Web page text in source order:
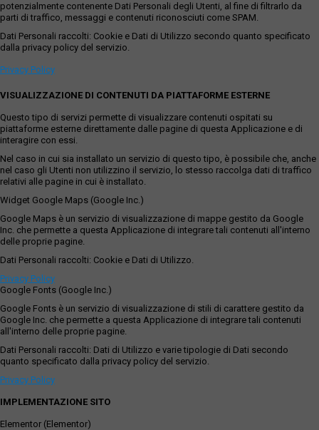
potenzialmente contenente Dati Personali degli Utenti, al fine di filtrarlo da
parti di traffico, messaggi e contenuti riconosciuti come SPAM.
Dati Personali raccolti: Cookie e Dati di Utilizzo secondo quanto specificato
dalla privacy policy del servizio.
Privacy Policy
VISUALIZZAZIONE DI CONTENUTI DA PIATTAFORME ESTERNE
Questo tipo di servizi permette di visualizzare contenuti ospitati su
piattaforme esterne direttamente dalle pagine di questa Applicazione e di
interagire con essi.
Nel caso in cui sia installato un servizio di questo tipo, è possibile che, anche
nel caso gli Utenti non utilizzino il servizio, lo stesso raccolga dati di traffico
relativi alle pagine in cui è installato.
Widget Google Maps (Google Inc.)
Google Maps è un servizio di visualizzazione di mappe gestito da Google
Inc. che permette a questa Applicazione di integrare tali contenuti all'interno
delle proprie pagine.
Dati Personali raccolti: Cookie e Dati di Utilizzo.
Privacy Policy
Google Fonts (Google Inc.)
Google Fonts è un servizio di visualizzazione di stili di carattere gestito da
Google Inc. che permette a questa Applicazione di integrare tali contenuti
all'interno delle proprie pagine.
Dati Personali raccolti: Dati di Utilizzo e varie tipologie di Dati secondo
quanto specificato dalla privacy policy del servizio.
Privacy Policy
IMPLEMENTAZIONE SITO
Elementor (Elementor)